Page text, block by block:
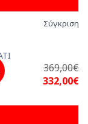
Σύγκριση
369,00€
332,00€